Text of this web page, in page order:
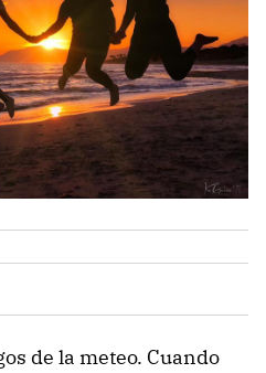
de la meteo. Cuando